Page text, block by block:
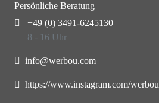
Persönliche Beratung
+49 (0) 3491-6245130
8 - 16 Uhr
info@werbou.com
https://www.instagram.com/